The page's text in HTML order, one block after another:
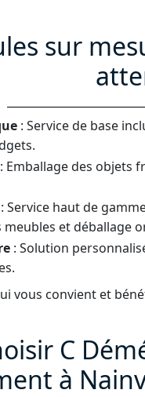
sur
: Service de base
: Emballage des objets
: Service haut de
et déballage
: Solution
vous convient et
C
à